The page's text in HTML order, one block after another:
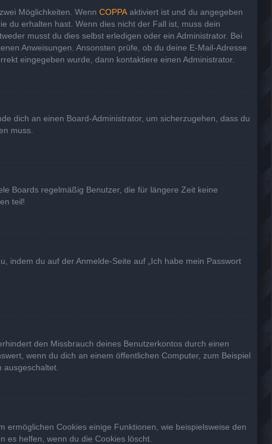
Möglichkeiten. Wenn COPPA aktiviert ist und du angegeben
du erhalten hast. Wenn dies nicht der Fall ist, muss dein
musst du dies selbst erledigen oder ein Administrator. Bei
Anweisungen. Ansonsten prüfe, ob du deine E-Mail-Adresse
eingegeben wurde, dann kontaktiere einen Administrator.
dich an einen Board-Administrator, um sicherzugehen, dass du
muss.
Boards regelmäßig Benutzer, die für längere Zeit keine
teil!
indem du auf der Anmelde-Seite auf „Ich habe mein Passwort
den Missbrauch deines Benutzerkontos durch einen
wenn du dich an einem öffentlichen Computer, zum Beispiel
ermöglichen Cookies einige Funktionen, wie beispielsweise den
es helfen, wenn du die Cookies löscht.